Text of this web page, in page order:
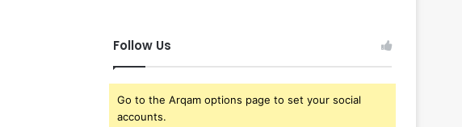
Follow Us
Go to the Arqam options page to set your social
accounts.